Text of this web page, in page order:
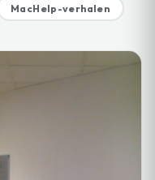
MacHelp-verhalen